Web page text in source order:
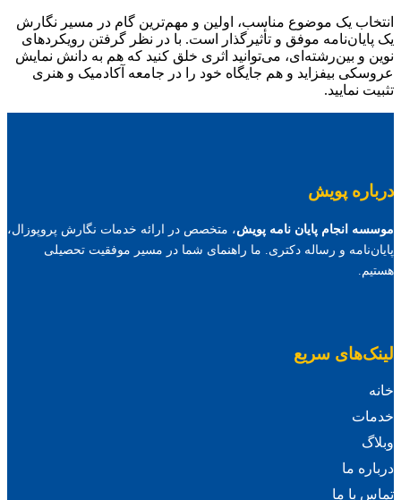
انتخاب یک موضوع مناسب، اولین و مهم‌ترین گام در مسیر نگارش
یک پایان‌نامه موفق و تأثیرگذار است. با در نظر گرفتن رویکردهای
نوین و بین‌رشته‌ای، می‌توانید اثری خلق کنید که هم به دانش نمایش
عروسکی بیفزاید و هم جایگاه خود را در جامعه آکادمیک و هنری
تثبیت نمایید.
درباره پویش
موسسه انجام پایان نامه پویش، متخصص در ارائه خدمات نگارش پروپوزال،
پایان‌نامه و رساله دکتری. ما راهنمای شما در مسیر موفقیت تحصیلی
هستیم.
لینک‌های سریع
خانه
خدمات
وبلاگ
درباره ما
تماس با ما